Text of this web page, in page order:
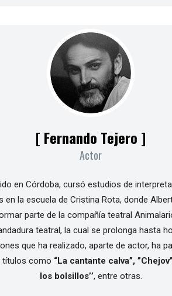
[ Fernando Tejero ]
Actor
en Córdoba, cursó estudios de
en la escuela de Cristina Rota, donde
parte de la compañía teatral
teatral, la cual se prolonga hasta
que ha realizado, aparte de actor, ha
títulos como “La cantante calva”, ”Chejov”
los bolsillos’’, entre otras.